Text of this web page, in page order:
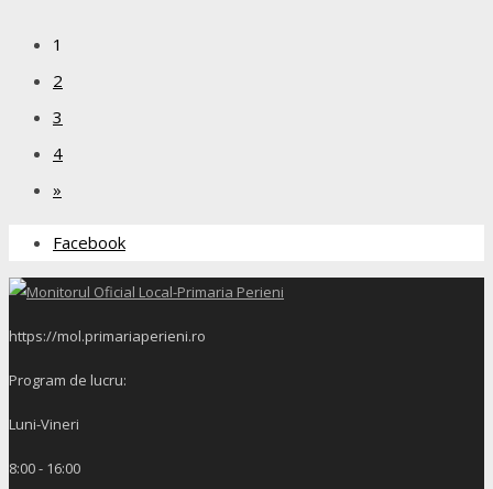
1
2
3
4
»
Facebook
https://mol.primariaperieni.ro
Program de lucru:
Luni-Vineri
8:00 - 16:00